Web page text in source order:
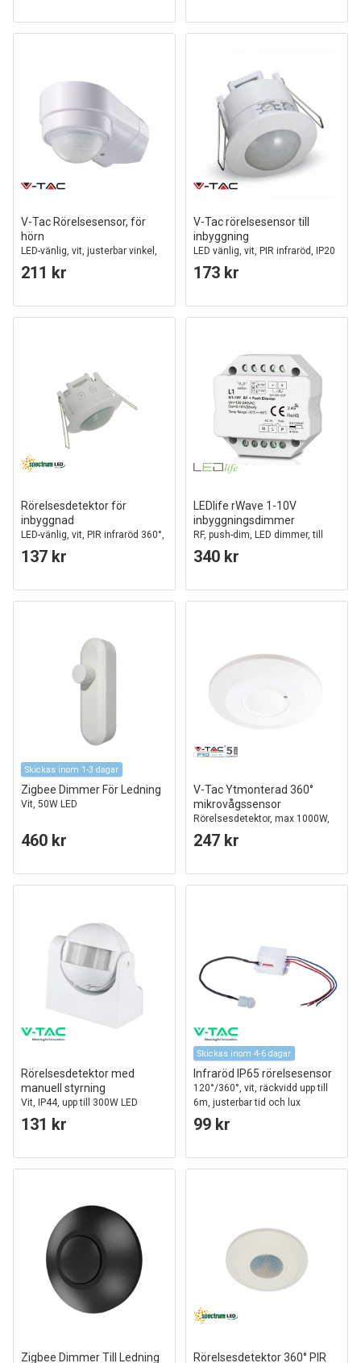
V-Tac Rörelsesensor, för
hörn
LED-vänlig, vit, justerbar vinkel,
PIR infraröd, IP65 utomhus
211 kr
V-Tac rörelsesensor till
inbyggning
LED vänlig, vit, PIR infraröd, IP20
inomhus
173 kr
Rörelsesdetektor för
inbyggnad
LED-vänlig, vit, PIR infraröd 360°,
IP20 inomhus, 230V, Spectrum
137 kr
LEDlife rWave 1-10V
inbyggningsdimmer
RF, push-dim, LED dimmer, till
inbyggning
340 kr
Skickas inom 1-3 dagar
Zigbee Dimmer För Ledning
Vit, 50W LED
460 kr
V-Tac Ytmonterad 360°
mikrovågssensor
Rörelsesdetektor, max 1000W,
vit hölje
247 kr
Rörelsesdetektor med
manuell styrning
Vit, IP44, upp till 300W LED
131 kr
Skickas inom 4-6 dagar
Infraröd IP65 rörelsesensor
120°/360°, vit, räckvidd upp till
6m, justerbar tid och lux
99 kr
Zigbee Dimmer Till Ledning Rörelsesdetektor 360° PIR